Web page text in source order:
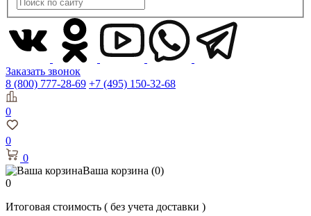
Заказать звонок
8 (800) 777-28-69 +7 (495) 150-32-68
0
0
0
Ваша корзина (0)
0
Итоговая стоимость ( без учета доставки )